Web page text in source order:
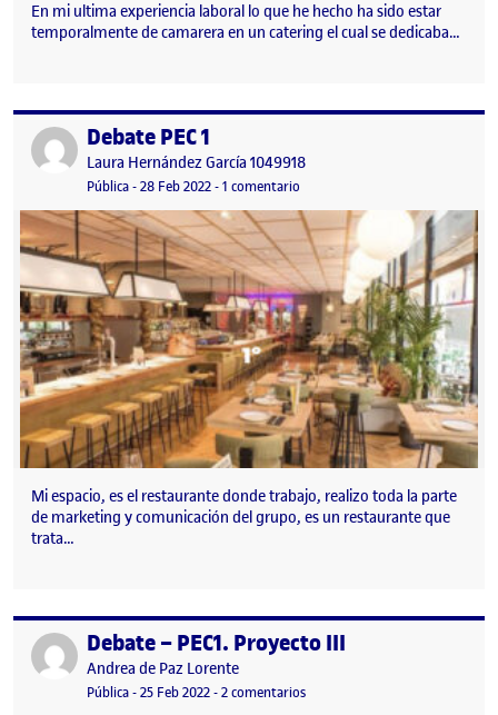
En mi ultima experiencia laboral lo que he hecho ha sido estar
temporalmente de camarera en un catering el cual se dedicaba…
Publicado porDebate PEC 1
Publicado por
Laura Hernández García 1049918
Visibilidad:
Pública-Fecha de publicación
28 Feb 2022-1 comentario
Mi espacio, es el restaurante donde trabajo, realizo toda la parte
de marketing y comunicación del grupo, es un restaurante que
trata…
Publicado porDebate – PEC1. Proyecto III
Publicado por
Andrea de Paz Lorente
Visibilidad:
Pública-Fecha de publicación
25 Feb 2022-2 comentariosen Debate – PEC1. Proyecto III